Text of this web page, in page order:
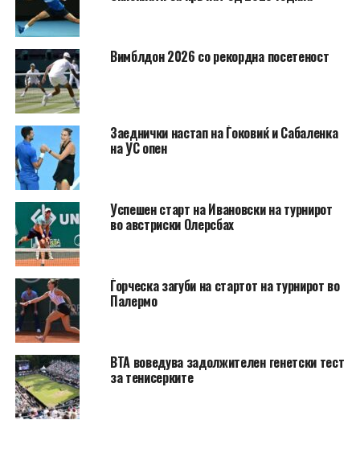
Вимблдон 2026 со рекордна посетеност
Заеднички настап на Ѓоковиќ и Сабаленка
на УС опен
Успешен старт на Ивановски на турнирот
во австриски Олерсбах
Ѓорческа загуби на стартот на турнирот во
Палермо
ВТА воведува задолжителен генетски тест
за тенисерките